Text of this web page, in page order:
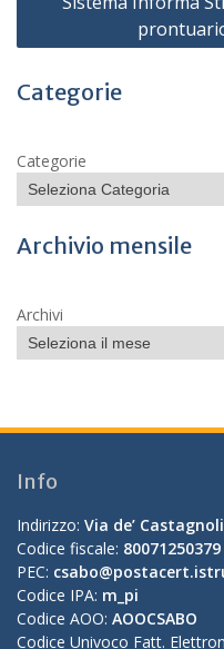
Categorie
Categorie
Archivio mensile
Archivi
Info
Indirizzo: Via de’
Codice fiscale: 80071250379
PEC:
Codice IPA: m_pi
Codice AOO: AOOCSABO
Codice Univoco Fatt.